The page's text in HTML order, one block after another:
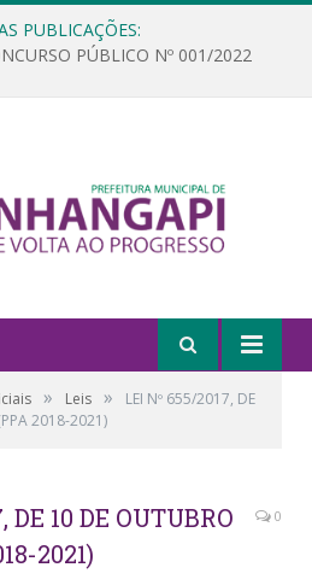
PUBLICAÇÕES:
PÚBLICO Nº 001/2022
» Leis »
LEI Nº 655/2017, DE
2018-2021)
DE 10 DE OUTUBRO
2021)
0